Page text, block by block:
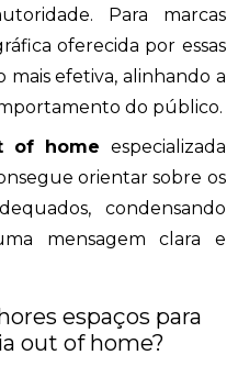
Para marcas
oferecida por essas
mais efetiva, alinhando a
do público.
of home especializada
orientar sobre os
condensando
mensagem clara e
espaços para
out of home?